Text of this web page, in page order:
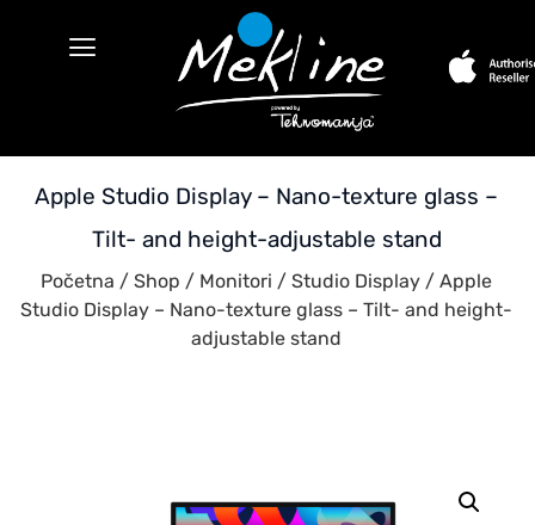
Apple Studio Display – Nano-texture glass –
Tilt- and height-adjustable stand
Početna / Shop / Monitori / Studio Display / Apple
Studio Display – Nano-texture glass – Tilt- and height-
adjustable stand